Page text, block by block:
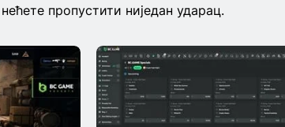
пропустити ниједан ударац.